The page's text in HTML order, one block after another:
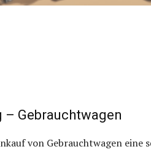
Gebrauchtwagen
von Gebrauchtwagen eine